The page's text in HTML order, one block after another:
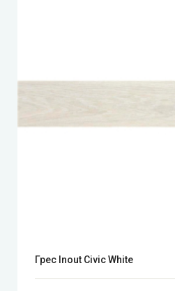
Грес Inout Civic White